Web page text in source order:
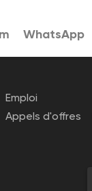
WhatsApp
Emploi
Appels d'offres